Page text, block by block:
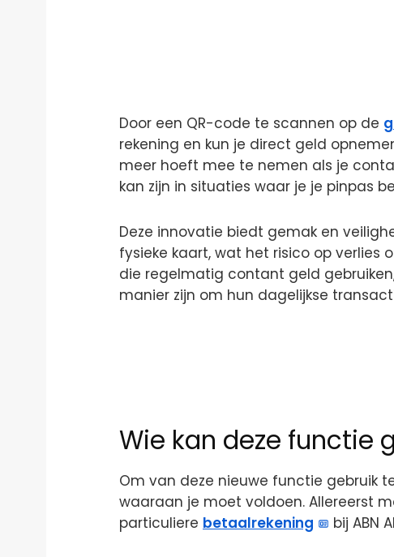
Door een QR-code te scannen op de
rekening en kun je direct geld
meer hoeft mee te nemen als je
kan zijn in situaties waar je je pinpas
Deze innovatie biedt gemak en
fysieke kaart, wat het risico op verlies
die regelmatig contant geld
manier zijn om hun dagelijkse
Wie kan deze functie
Om van deze nieuwe functie gebruik
waaraan je moet voldoen. Allereerst
particuliere betaalrekening bij ABN